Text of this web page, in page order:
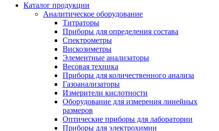
Каталог продукции
Аналитическое оборудование
Титраторы
Приборы для определения состава
Спектрометры
Вискозиметры
Элементные анализаторы
Весовая техника
Приборы для количественного анализа
Газоанализаторы
Измерители кислотности
Оборудование для измерения линейных
размеров
Оптические приборы для лаборатории
Приборы для электрохимии